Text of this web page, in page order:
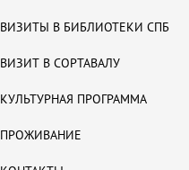
ВИЗИТЫ В БИБЛИОТЕКИ СПБ
ВИЗИТ В СОРТАВАЛУ
КУЛЬТУРНАЯ ПРОГРАММА
ПРОЖИВАНИЕ